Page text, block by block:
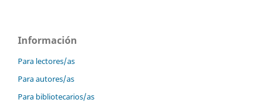
Información
Para lectores/as
Para autores/as
Para bibliotecarios/as